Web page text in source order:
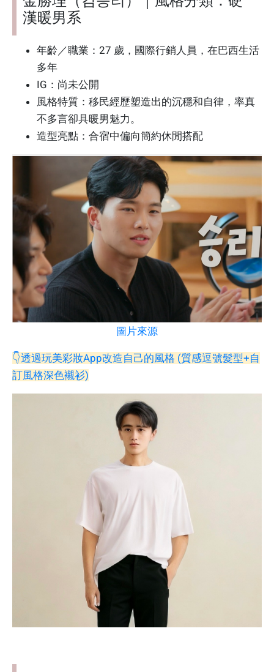
漢暖男系
年齡／職業：27 歲，國際行銷人員，在巴西生活
多年
IG：尚未公開
風格特質：移民經歷塑造出的沉穩和自律，率真
不多言卻具暖男魅力。
造型亮點：合宿中偏向簡約休閒搭配
圖片來源
👇透過玩美彩妝App改造自己的風格 (質感逗號髮型+自
訂風格深色襯衫)